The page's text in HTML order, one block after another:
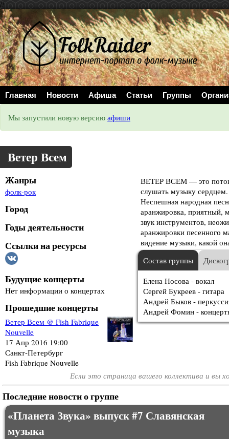
//
Главная Новости Афиша Статьи Группы
Мы запустили новую версию афиши
Ветер Всем
Жанры
фолк-рок
Город
Годы деятельности
Ссылки на ресурсы
Будущие концерты
Нет информации о концертах
Прошедшие концерты
Ветер Всем @ Fish Fabrique
Nouvelle
17 Апр 2016 19:00
Санкт-Петербург
Fish Fabrique Nouvelle
ВЕТЕР ВСЕМ — это поток
слушать музыку сердцем.
Неспешная народная
аранжировка, приятный,
звук инструментов,
аранжировки песенного
видение музыки, какой
Состав группы
Елена Носова - вокал
Сергей Букреев - гитара
Андрей Быков -
Андрей Фомин -
Если это страница вашего коллектива и
Последние новости о группе
«Планета Звука» выпуск #7 Славянская
музыка